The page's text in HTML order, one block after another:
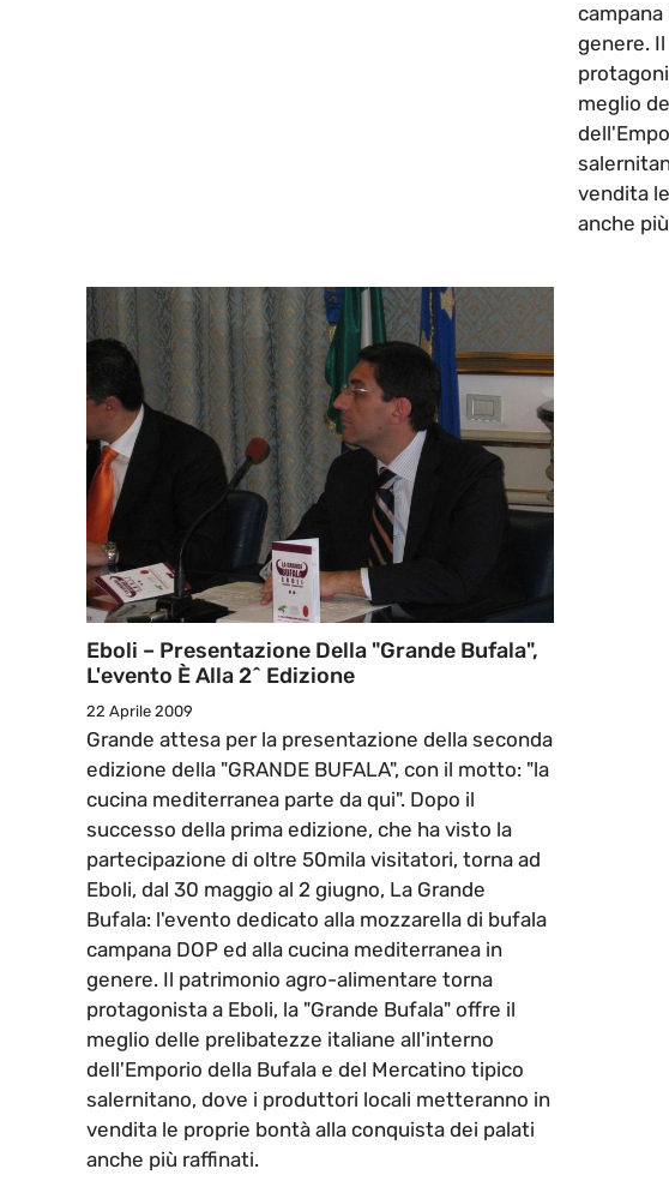
campana
genere.
meglio
vendita
anche
Eboli – Presentazione Della "grande Bufala",
L'evento È Alla 2^ Edizione
22 Aprile 2009
Grande attesa per la presentazione della seconda
edizione della "GRANDE BUFALA", con il motto: "la
cucina mediterranea parte da qui". Dopo il
successo della prima edizione, che ha visto la
partecipazione di oltre 50mila visitatori, torna ad
Eboli, dal 30 maggio al 2 giugno, La Grande
Bufala: l'evento dedicato alla mozzarella di bufala
campana DOP ed alla cucina mediterranea in
genere. Il patrimonio agro-alimentare torna
protagonista a Eboli, la "Grande Bufala" offre il
meglio delle prelibatezze italiane all'interno
dell'Emporio della Bufala e del Mercatino tipico
salernitano, dove i produttori locali metteranno in
vendita le proprie bontà alla conquista dei palati
anche più raffinati.